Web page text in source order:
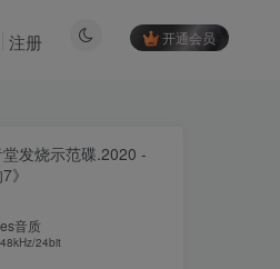
开通会员
注册
发烧示范碟.2020 -
》
音质
24bit